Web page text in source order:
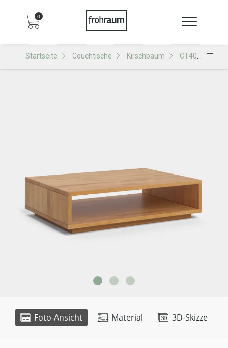
0
Startseite Couchtische Kirschbaum CT40 Couchtisch
Foto-Ansicht Material 3D-Skizze